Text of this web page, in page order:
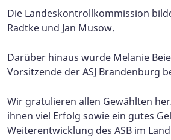
Die Landeskontrollkommission
Radtke und Jan Musow.
Darüber hinaus wurde Melanie
Vorsitzende der ASJ Brandenburg
Wir gratulieren allen Gewählten
ihnen viel Erfolg sowie ein gutes
Weiterentwicklung des ASB im